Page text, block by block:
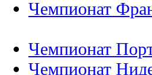
Чемпионат
Чемпионат
Чемпионат